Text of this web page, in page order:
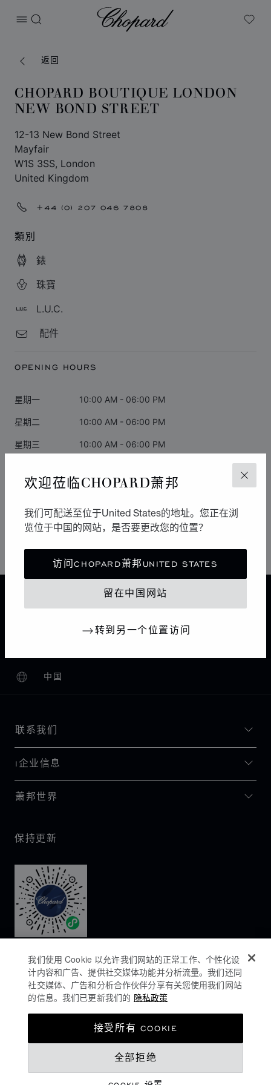
关闭
欢迎莅临CHOPARD萧邦
我们可配送至位于United States的地址。您正在浏
览位于中国的网站，是否要更改您的位置？
访问CHOPARD萧邦UNITED STATES
留在中国网站
转到另一个位置访问
打开菜单
搜索
Chopard
My
返回
CHOPARD BOUTIQUE LONDON
NEW BOND STREET
12-13 New Bond Street
Mayfair
W1S 3SS, London
United Kingdom
‎+44 (0) 207 046 7808
類別
錶
珠寶
L.U.C.
配件
OPENING HOURS
星期一 10:00 AM - 06:00 PM
星期二 10:00 AM - 06:00 PM
星期三 10:00 AM - 06:00 PM
星期五 10:00 AM - 06:00 PM
星期六 10:00 AM - 06:00 PM
星期日 闭店
所有店铺
CHOPARD BOUTIQUE LONDON NEW BOND STREET
中国
本地化（更改国家/地区）
更改国家/地区
联系我们
I企业信息
萧邦世界
保持更新
COOKIES政策
我们使用 Cookie 以允许我们网站的正常工作、个性化设
计内容和广告、提供社交媒体功能并分析流量。我们还同
社交媒体、广告和分析合作伙伴分享有关您使用我们网站
的信息。我们已更新我们的 隐私政策
全部拒绝
接受所有 COOKIE